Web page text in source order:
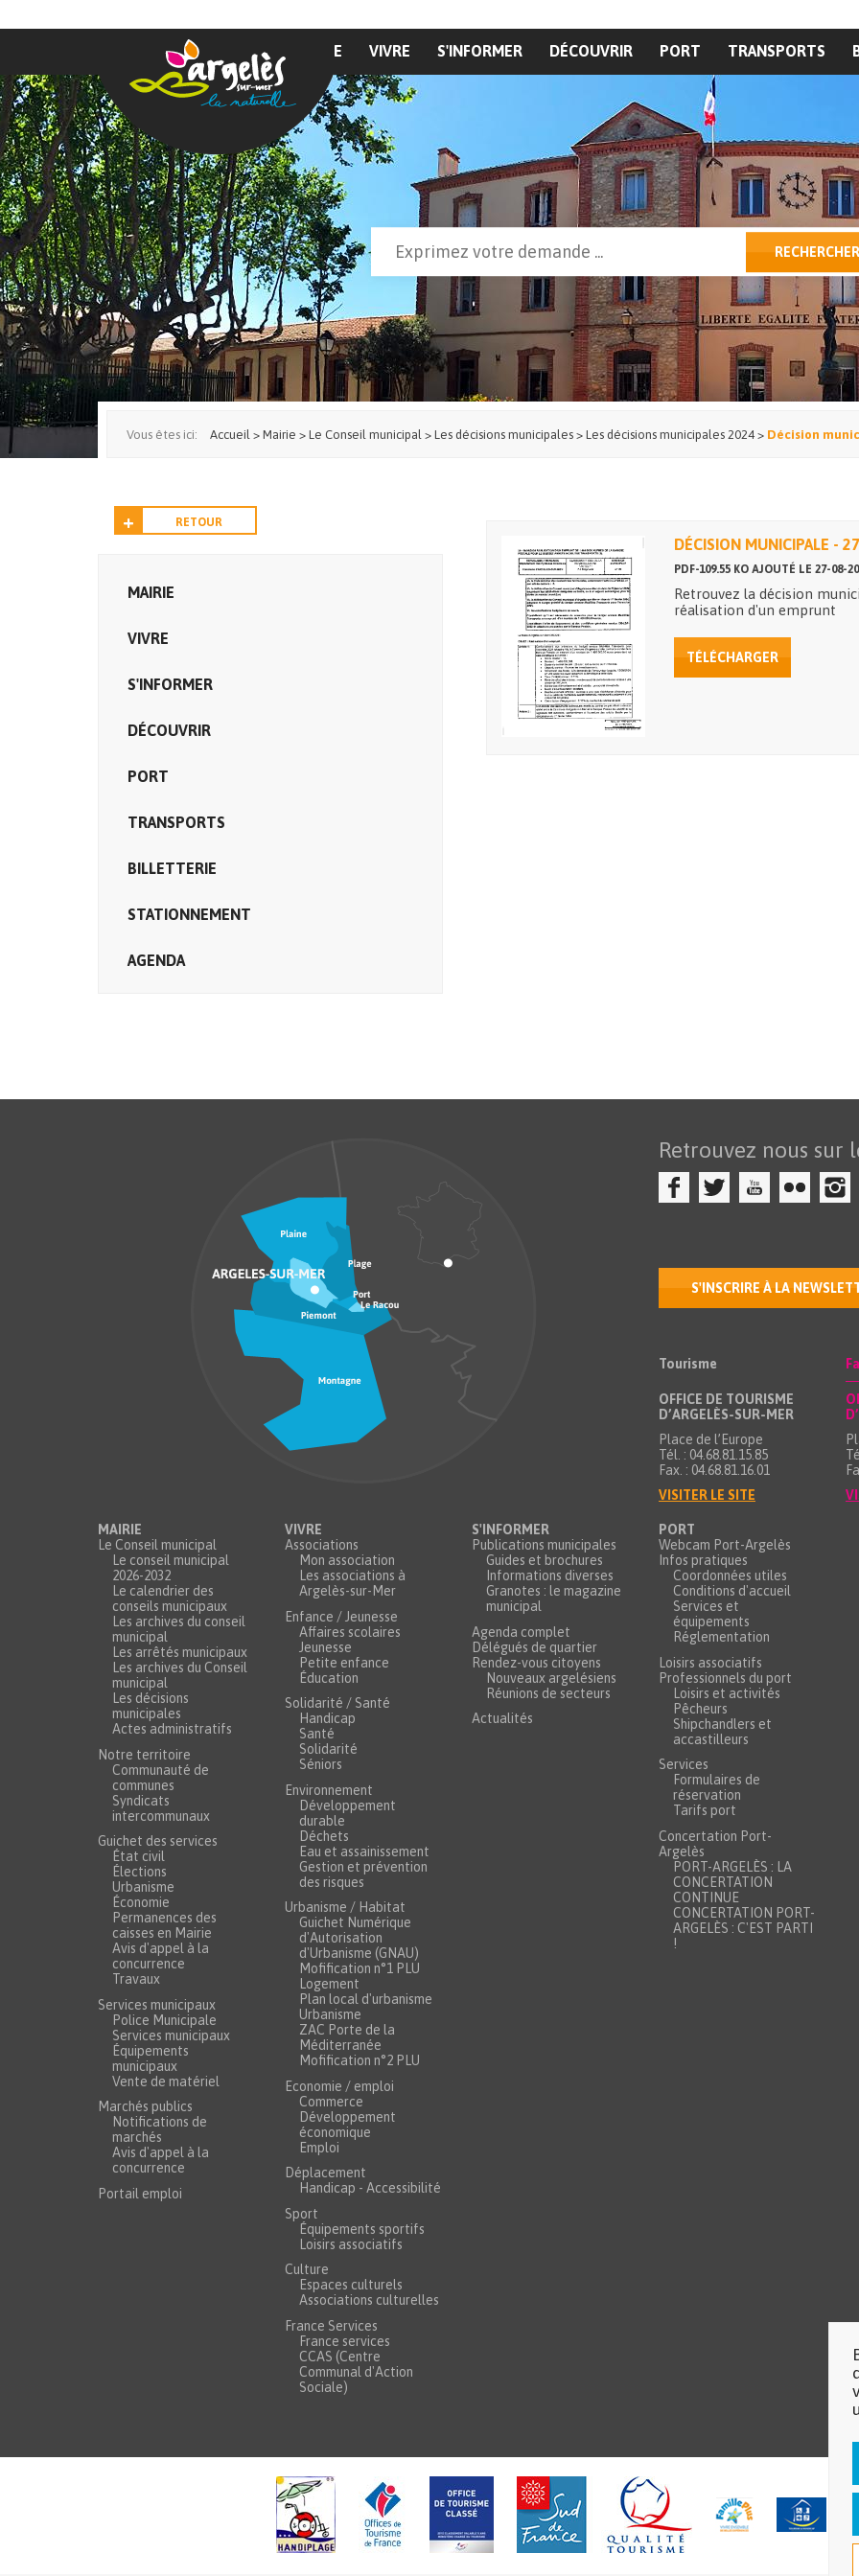
MAIRIE VIVRE S'INFORMER DÉCOUVRIR PORT TRANSPORTS
Formulaire de recherche RECHERCHER
Vous êtes ici: Accueil > Mairie > Le Conseil municipal > Les décisions municipales > Les décisions municipales 2024 > Décision
RETOUR
MAIRIE
VIVRE
S'INFORMER
DÉCOUVRIR
PORT
TRANSPORTS
BILLETTERIE
STATIONNEMENT
AGENDA
DÉCISION MUNICIPALE -
PDF-109.55 KO AJOUTÉ LE 27-08-
Retrouvez la décision
réalisation d'un emprunt
TÉLÉCHARGER
Retrouvez nous sur
S'INSCRIRE À LA
Tourisme
OFFICE DE TOURISME
D’ARGELÈS-SUR-MER
Place de l’Europe
Tél. : 04.68.81.15.85
Fax. : 04.68.81.16.01
VISITER LE SITE
MAIRIE
Le Conseil municipal
Le conseil municipal
2026-2032
Le calendrier des
conseils municipaux
Les archives du conseil
municipal
Les arrêtés municipaux
Les archives du Conseil
municipal
Les décisions
municipales
Actes administratifs
Notre territoire
Communauté de
communes
Syndicats
intercommunaux
Guichet des services
État civil
Élections
Urbanisme
Économie
Permanences des
caisses en Mairie
Avis d'appel à la
concurrence
Travaux
Services municipaux
Police Municipale
Services municipaux
Équipements
municipaux
Vente de matériel
Marchés publics
Notifications de
marchés
Avis d'appel à la
concurrence
Portail emploi
VIVRE
Associations
Mon association
Les associations à
Argelès-sur-Mer
Enfance / Jeunesse
Affaires scolaires
Jeunesse
Petite enfance
Éducation
Solidarité / Santé
Handicap
Santé
Solidarité
Séniors
Environnement
Développement
durable
Déchets
Eau et assainissement
Gestion et prévention
des risques
Urbanisme / Habitat
Guichet Numérique
d'Autorisation
d'Urbanisme (GNAU)
Mofification n°1 PLU
Logement
Plan local d'urbanisme
Urbanisme
ZAC Porte de la
Méditerranée
Mofification n°2 PLU
Economie / emploi
Commerce
Développement
économique
Emploi
Déplacement
Handicap - Accessibilité
Sport
Équipements sportifs
Loisirs associatifs
Culture
Espaces culturels
Associations culturelles
France Services
France services
CCAS (Centre
Communal d'Action
Sociale)
S'INFORMER
Publications municipales
Guides et brochures
Informations diverses
Granotes : le magazine
municipal
Agenda complet
Délégués de quartier
Rendez-vous citoyens
Nouveaux argelésiens
Réunions de secteurs
Actualités
PORT
Webcam Port-Argelès
Infos pratiques
Coordonnées utiles
Conditions d'accueil
Services et
équipements
Réglementation
Loisirs associatifs
Professionnels du port
Loisirs et activités
Pêcheurs
Shipchandlers et
accastilleurs
Services
Formulaires de
réservation
Tarifs port
Concertation Port-
Argelès
PORT-ARGELÈS : LA
CONCERTATION
CONTINUE
CONCERTATION PORT-
ARGELÈS : C'EST PARTI
!